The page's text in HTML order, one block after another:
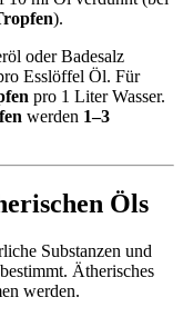
).
oder Badesalz
Esslöffel Öl. Für
pro 1 Liter Wasser.
werden 1–3
Öls
Substanzen und
Ätherisches
werden.